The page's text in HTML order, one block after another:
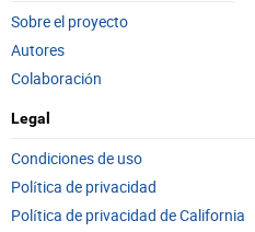
Sobre el proyecto
Autores
Colaboración
Legal
Condiciones de uso
Política de privacidad
Política de privacidad de California